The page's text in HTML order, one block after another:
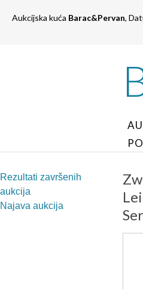
Aukcijska kuća Barac&Pervan,
Rezultati završenih
aukcija
Najava aukcija